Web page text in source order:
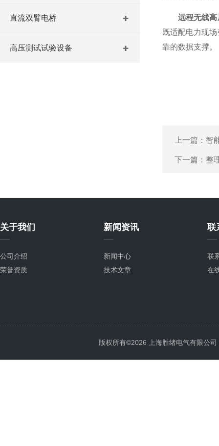
直流双臂电桥
高压测试试验设备
远程无线
既适配电力现
靠的数据支撑。
上一篇： 智
下一篇： 整
关于我们
公司介绍
荣誉资质
新闻资讯
新闻中心
技术文章
联
联
在
版权所有©2026 上海胜绪电气有限公